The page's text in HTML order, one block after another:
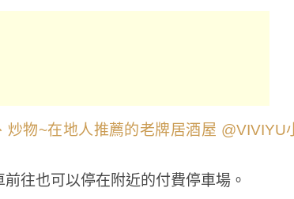
往也可以停在附近的付費停車場。